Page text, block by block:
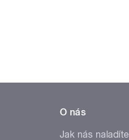
O nás
Jak nás naladíte